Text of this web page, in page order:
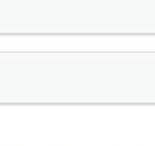
Fundbüro auf. Falls
per E-Mail. Nach
Sie die Unfall-